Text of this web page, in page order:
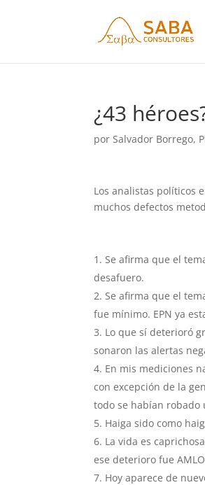
¿43
porSalvador Borrego,
Los analistas políticos
muchos defectos
Se afirma que el
desafuero.
Se afirma que el
fue mínimo. EPN ya
Lo que sí deterioró
sonaron las alertas
En mis mediciones
con excepción de la
todo se habían robado
Haiga sido como
La vida es
ese deterioro fue
Hoy aparece de